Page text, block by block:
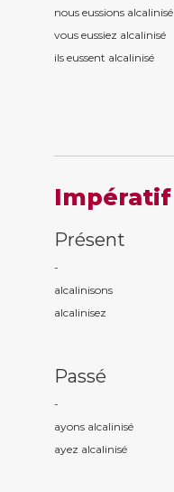
nous eussions alcalinisé
vous eussiez alcalinisé
ils eussent alcalinisé
Impératif
Présent
-
alcalinisons
alcalinisez
Passé
-
ayons alcalinisé
ayez alcalinisé